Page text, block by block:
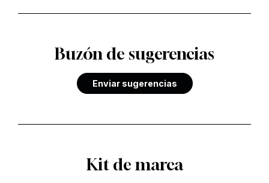
Buzón de sugerencias
Enviar sugerencias
Kit de marca